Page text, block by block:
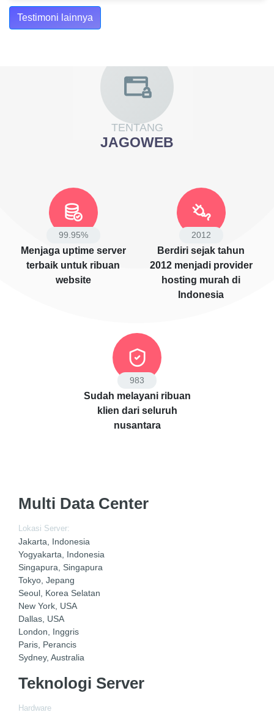
Testimoni lainnya
TENTANG
JAGOWEB
99.95%
Menjaga uptime server
terbaik untuk ribuan
website
2012
Berdiri sejak tahun
2012 menjadi provider
hosting murah di
Indonesia
1000
Sudah melayani ribuan
klien dari seluruh
nusantara
Multi Data Center
Lokasi Server:
Jakarta, Indonesia
Yogyakarta, Indonesia
Singapura, Singapura
Tokyo, Jepang
Seoul, Korea Selatan
New York, USA
Dallas, USA
London, Inggris
Paris, Perancis
Sydney, Australia
Teknologi Server
Hardware